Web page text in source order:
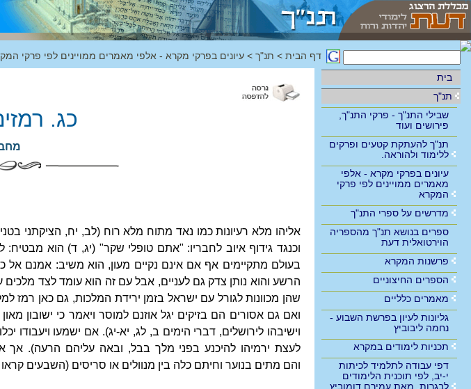
בית
תנ"ך
שבילי התנ"ך - פרקי התנ"ך,
פירושים ועוד
תנ"ך להעתקת קטעים ופרקים
ללימוד ולהוראה.
עיונים בפרקי מקרא - אלפי
מאמרים ממויינים לפי פרקי
המקרא
מדרשים על ספרי התנ"ך
ספרים בנושא תנ"ך מהספריה
הוירטואלית דעת
פרשנות המקרא
הספרים החיצוניים
מאמרים כלליים
גליונות לעיון בפרשת השבוע -
נחמה ליבוביץ
תכניות לימודים במקרא
דפי עבודה לתלמיד לכיתות
י-יב, לפי תוכנית הלימודים
לבגרות, מאת עמירם דומוביץ
דף הבית > תנ"ך > עיונים בפרקי מקרא - אלפי מאמרים ממויינים לפי פרקי
כג.
אליהו מלא רעיונות כמו נאד מתוח מלא רוח (לב, יח, הציקתני
וכנגד גידוף איוב לחבריו: "אתם טופלי שקר" (יג, ד) הוא
בעולם מתקיימים אף אם אינם נקיים מעון, הוא משיב: אמנם אל
הרשע והוא נותן צדק גם לעניים, אבל עם זה הוא עומד לצד
שהן מכוונות לגורל עם ישראל בזמן ירידת המלכות, גם כאן רמז
ואם גם אסורים הם בזיקים יגל אוזנם למוסר ויאמר כי ישובון
וישיבהו לירושלים, דברי הימים ב, לג, יא-יג). אם ישמעו ויעבודו
לעצת ירמיהו להיכנע בפני מלך בבל, ובאה עליהם הרעה). אך
והם מתים בנוער וחיתם כלה בין מנוולים או סריסים (השבעים